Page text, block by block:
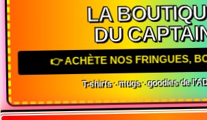
LA
DU
👉 ACHÈTE NOS FRINGUES,
T-shirts · mugs · goodies de